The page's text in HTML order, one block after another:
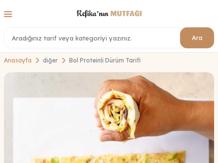
Ara
Anasayfa diğer Bol Proteinli Dürüm Tarifi